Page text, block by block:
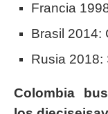
Francia
Brasil 2014:
Rusia 2018:
Colombia